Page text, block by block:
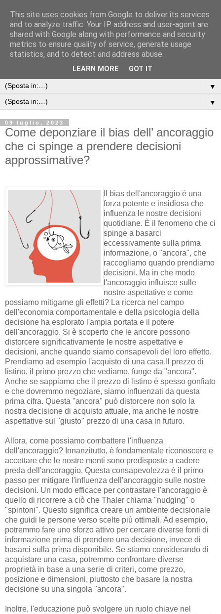
▼
▼
09 luglio, 2023
Come deponziare il bias dell’ ancoraggio
che ci spinge a prendere decisioni
approssimative?
Il bias dell'ancoraggio è una
forza potente e insidiosa che
influenza le nostre decisioni
quotidiane. È il fenomeno che ci
spinge a basarci
eccessivamente sulla prima
informazione, o "ancora", che
raccogliamo quando prendiamo
decisioni. Ma in che modo
l'ancoraggio influisce sulle
nostre aspettative e come
possiamo mitigarne gli effetti? La ricerca nel campo
dell'economia comportamentale e della psicologia della
decisione ha esplorato l'ampia portata e il potere
dell'ancoraggio. Si è scoperto che le ancore possono
distorcere significativamente le nostre aspettative e
decisioni, anche quando siamo consapevoli del loro effetto.
Prendiamo ad esempio l'acquisto di una casa. Il prezzo di
listino, il primo prezzo che vediamo, funge da "ancora".
Anche se sappiamo che il prezzo di listino è spesso gonfiato
e che dovremmo negoziare, siamo influenzati da questa
prima cifra. Questa "ancora" può distorcere non solo la
nostra decisione di acquisto attuale, ma anche le nostre
aspettative sul "giusto" prezzo di una casa in futuro.
Allora, come possiamo combattere l'influenza
dell'ancoraggio? Innanzitutto, è fondamentale riconoscere e
accettare che le nostre menti sono predisposte a cadere
preda dell'ancoraggio. Questa consapevolezza è il primo
passo per mitigare l'influenza dell'ancoraggio sulle nostre
decisioni. Un modo efficace per contrastare l'ancoraggio è
quello di ricorrere a ciò che Thaler chiama "nudging" o
"spintoni". Questo significa creare un ambiente decisionale
che guidi le persone verso scelte più ottimali. Ad esempio,
potremmo fare uno sforzo attivo per cercare diverse fonti di
informazione prima di prendere una decisione, invece di
basarci sulla prima disponibile. Se stiamo considerando di
acquistare una casa, potremmo confrontare diverse
proprietà in base a una serie di criteri, come prezzo,
posizione e dimensioni, piuttosto che basare la nostra
decisione su una singola "ancora".
Inoltre, l'educazione può svolgere un ruolo chiave nel
This site uses cookies from Google to deliver its services
and to analyze traffic. Your IP address and user-agent are
shared with Google along with performance and security
metrics to ensure quality of service, generate usage
statistics, and to detect and address abuse.
LEARN MORE GOT IT